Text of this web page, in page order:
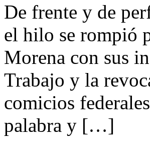
De frente y de
el hilo se rompió
Morena con sus
Trabajo y la
comicios
palabra y […]